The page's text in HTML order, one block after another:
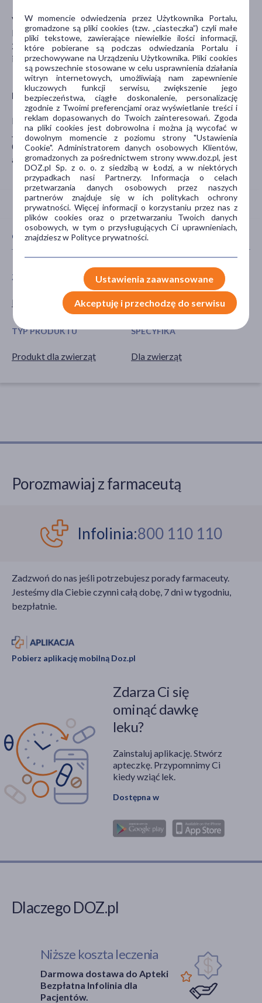
VAFO PRAHA s.r.o.
K Brůdku 94
252 19 Chrášťany (Czechy)
info@vafo.com
Dystrybutor
Hurtownia Zoologiczna ARA Sp. z o.o.
Jutrzenki 83B
02-230 Warszawa
ara@ara.waw.pl
CECHY PRODUKTU
ZWIERZĘTA
Pies
RODZAJ KARMY
Przysmak
TYP PRODUKTU
Produkt dla zwierząt
SPECYFIKA
Dla zwierząt
Porozmawiaj z farmaceutą
Infolinia:800 110 110
Zadzwoń do nas jeśli potrzebujesz porady farmaceuty.
Jesteśmy dla Ciebie czynni całą dobę, 7 dni w tygodniu,
bezpłatnie.
Pobierz aplikację mobilną Doz.pl
Zdarza Ci się
ominąć dawkę
leku?
Zainstaluj aplikację. Stwórz
apteczkę. Przypomnimy Ci
kiedy wziąć lek.
Dostępna w
Dlaczego DOZ.pl
Niższe koszta leczenia
Darmowa dostawa do Apteki
Bezpłatna Infolinia dla
Pacjentów.
W momencie odwiedzenia przez Użytkownika Portalu,
gromadzone są pliki cookies (tzw. „ciasteczka”) czyli małe
pliki tekstowe, zawierające niewielkie ilości informacji,
które pobierane są podczas odwiedzania Portalu i
przechowywane na Urządzeniu Użytkownika. Pliki cookies
są powszechnie stosowane w celu usprawnienia działania
witryn internetowych, umożliwiają nam zapewnienie
kluczowych funkcji serwisu, zwiększenie jego
bezpieczeństwa, ciągłe doskonalenie, personalizację
zgodnie z Twoimi preferencjami oraz wyświetlanie treści i
reklam dopasowanych do Twoich zainteresowań. Zgoda
na pliki cookies jest dobrowolna i można ją wycofać w
dowolnym momencie z poziomu strony "Ustawienia
Cookie". Administratorem danych osobowych Klientów,
gromadzonych za pośrednictwem strony www.doz.pl, jest
DOZ.pl Sp. z o. o. z siedzibą w Łodzi, a w niektórych
przypadkach nasi Partnerzy. Informacja o celach
przetwarzania danych osobowych przez naszych
partnerów znajduje się w ich politykach ochrony
prywatności. Więcej informacji o korzystaniu przez nas z
plików cookies oraz o przetwarzaniu Twoich danych
osobowych, w tym o przysługujących Ci uprawnieniach,
znajdziesz w Polityce prywatności.
Ustawienia zaawansowane
Akceptuję i przechodzę do serwisu